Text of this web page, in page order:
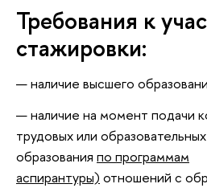
Требования к
стажировки:
наличие высшего
наличие на момент подачи
трудовых или
образования по программам
аспирантуры) отношений с